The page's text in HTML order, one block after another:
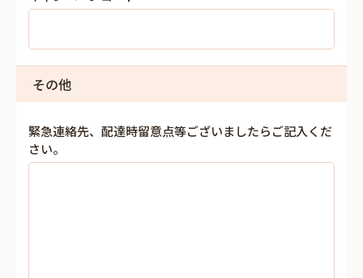
その他
緊急連絡先、配達時留意点等ございましたらご記入くだ
さい。